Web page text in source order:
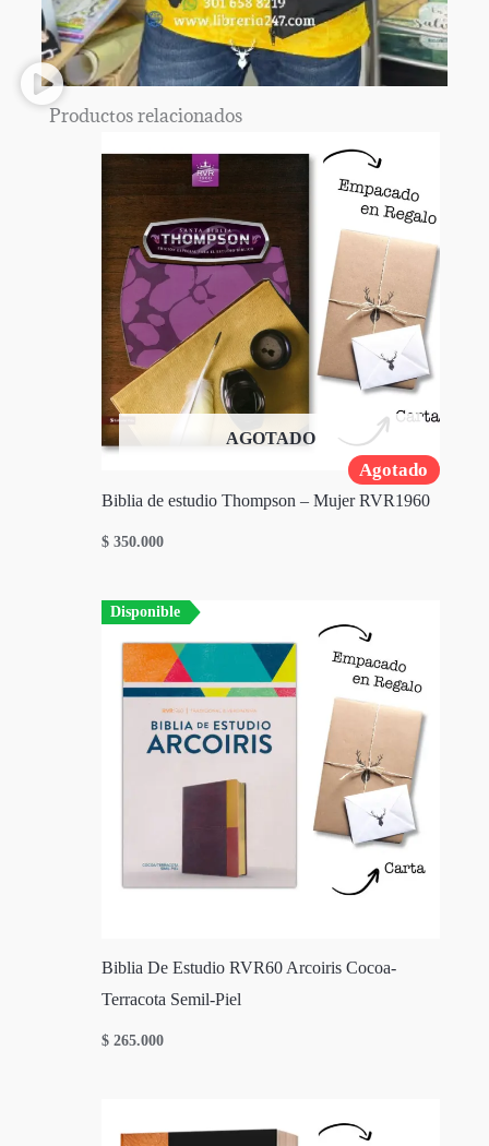
Productos relacionados
Agotado
AGOTADO
Biblia de estudio Thompson – Mujer RVR1960
$ 350.000
Disponible
Biblia De Estudio RVR60 Arcoiris Cocoa-
Terracota Semil-Piel
$ 265.000